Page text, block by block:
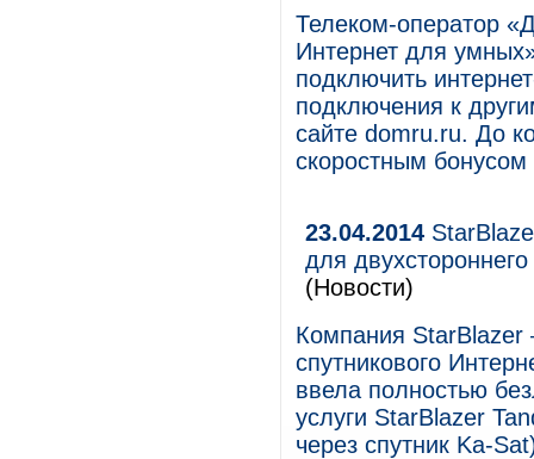
Телеком-оператор
Интернет для
подключить
подключения к
сайте domru.ru. До
скоростным
23.04.2014
для
(Новости)
Компания StarBlazer
спутникового
ввела полностью
услуги StarBlazer
через спутник Ka-